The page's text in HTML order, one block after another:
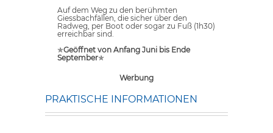
Auf dem Weg zu den berühmten
Giessbachfällen, die sicher über den
Radweg, per Boot oder sogar zu Fuß (1h30)
erreichbar sind.
✯Geöffnet von Anfang Juni bis Ende
September✯
Werbung
PRAKTISCHE INFORMATIONEN